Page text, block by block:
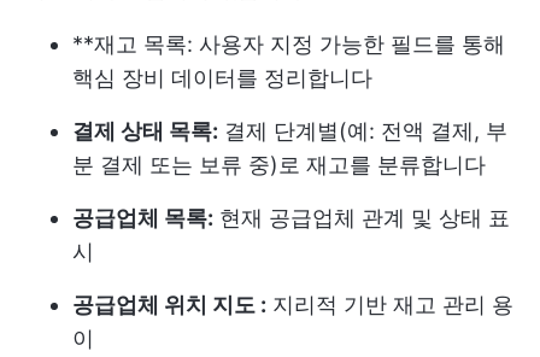
**재고 목록: 사용자 지정 가능한 필드를 통해
핵심 장비 데이터를 정리합니다
결제 상태 목록: 결제 단계별(예: 전액 결제, 부
분 결제 또는 보류 중)로 재고를 분류합니다
공급업체 목록: 현재 공급업체 관계 및 상태 표
시
공급업체 위치 지도 : 지리적 기반 재고 관리 용
이